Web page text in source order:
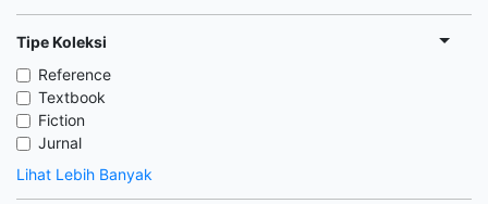
Tipe Koleksi
Reference
Textbook
Fiction
Jurnal
Lihat Lebih Banyak